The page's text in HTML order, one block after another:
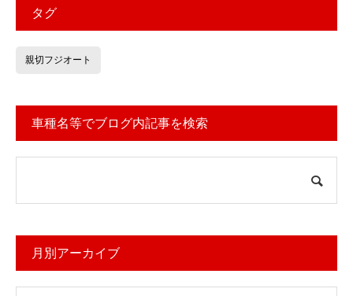
タグ
親切フジオート
車種名等でブログ内記事を検索
月別アーカイブ